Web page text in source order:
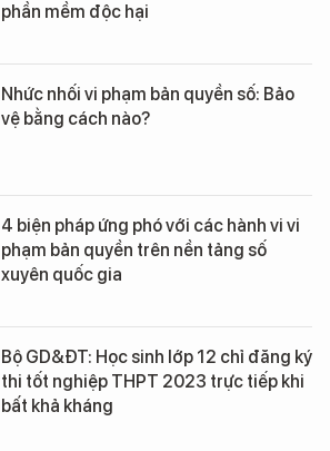
phần mềm độc hại
Nhức nhối vi phạm bản quyền số: Bảo
vệ bằng cách nào?
4 biện pháp ứng phó với các hành vi vi
phạm bản quyền trên nền tảng số
xuyên quốc gia
Bộ GD&ĐT: Học sinh lớp 12 chỉ đăng ký
thi tốt nghiệp THPT 2023 trực tiếp khi
bất khả kháng